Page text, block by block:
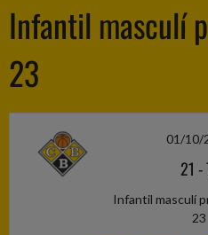
Infantil masculí
23
01/10/
21 -
Infantil masculí
23